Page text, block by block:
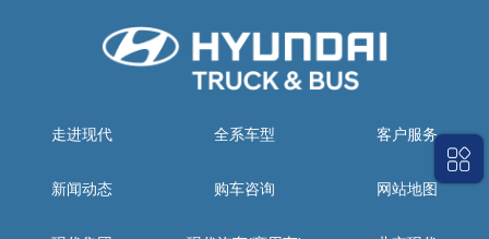
走进现代 全系车型 客户服务
新闻动态 购车咨询 网站地图